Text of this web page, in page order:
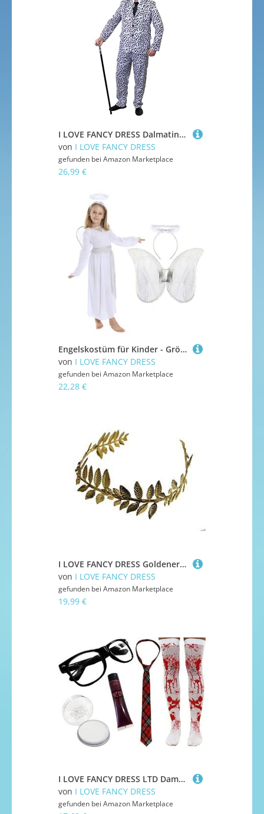
I LOVE FANCY DRESS Dalmatiner Unisex Cruel-DE-VILL Evil Dog Lady Hosenanzug Hunde KOSTÜM VERKLEIDUNG MIT ROTEN ODER SCHWARZEN Krawatte ODER OHNE Halloween Fasching Karneval=NUR Anzug-SMALL
von I LOVE FANCY DRESS
gefunden bei Amazon Marketplace
26,99 €
Engelskostüm für Kinder - Größe L - weißes Engelskleid mit silbernen Details + silbernes Stirnband - Engelskostüm für Mädchen - Weihnachtskrippe Kostüm
von I LOVE FANCY DRESS
gefunden bei Amazon Marketplace
22,28 €
I LOVE FANCY DRESS Goldener Lorbeerkranz/Krone=RÖMISCHE GRIECHISCHE KOSTÜM VERKLEIDUNG = LEICHT BIEGSAMES Gold FARBENDES Material=40cm UND IST OFFEN AN Einer Seite=2 LORBEERKRÄNZE
von I LOVE FANCY DRESS
gefunden bei Amazon Marketplace
19,99 €
I LOVE FANCY DRESS LTD Damen Zombie SCHULMÄDCHEN Halloween KOSTÜM Horror Geek Set 5 STÜCK UNHEIMLICH Nerd (SCHOTTENKARO Krawatte)
von I LOVE FANCY DRESS
gefunden bei Amazon Marketplace